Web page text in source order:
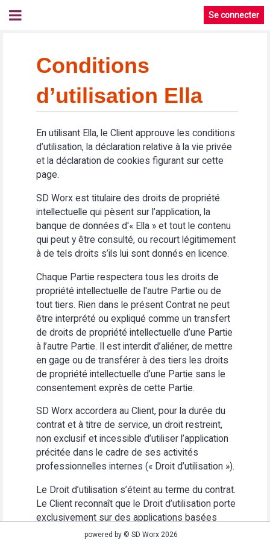
Se connecter
Conditions
d’utilisation Ella
En utilisant Ella, le Client approuve les conditions
d’utilisation, la déclaration relative à la vie privée
et la déclaration de cookies figurant sur cette
page.
SD Worx est titulaire des droits de propriété
intellectuelle qui pèsent sur l’application, la
banque de données d'« Ella » et tout le contenu
qui peut y être consulté, ou recourt légitimement
à de tels droits s’ils lui sont donnés en licence.
Chaque Partie respectera tous les droits de
propriété intellectuelle de l'autre Partie ou de
tout tiers. Rien dans le présent Contrat ne peut
être interprété ou expliqué comme un transfert
de droits de propriété intellectuelle d’une Partie
à l’autre Partie. Il est interdit d’aliéner, de mettre
en gage ou de transférer à des tiers les droits
de propriété intellectuelle d’une Partie sans le
consentement exprès de cette Partie.
SD Worx accordera au Client, pour la durée du
contrat et à titre de service, un droit restreint,
non exclusif et incessible d’utiliser l’application
précitée dans le cadre de ses activités
professionnelles internes (« Droit d’utilisation »).
Le Droit d’utilisation s’éteint au terme du contrat.
Le Client reconnaît que le Droit d’utilisation porte
exclusivement sur des applications basées
Web. Le Client s’abstiendra (i) d’utiliser
powered by © SD Worx 2026